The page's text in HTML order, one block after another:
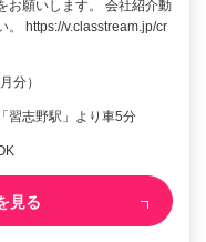
お願いします。 会社紹介動
。 https://v.classtream.jp/cr
分）
習志野駅」より車5分
見る